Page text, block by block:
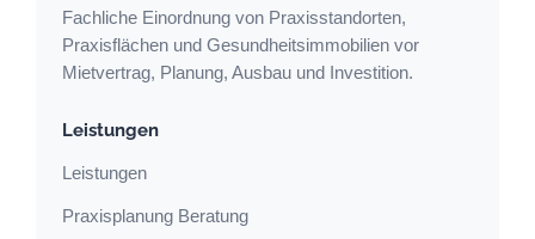
Fachliche Einordnung von Praxisstandorten,
Praxisflächen und Gesundheitsimmobilien vor
Mietvertrag, Planung, Ausbau und Investition.
Leistungen
Leistungen
Praxisplanung Beratung